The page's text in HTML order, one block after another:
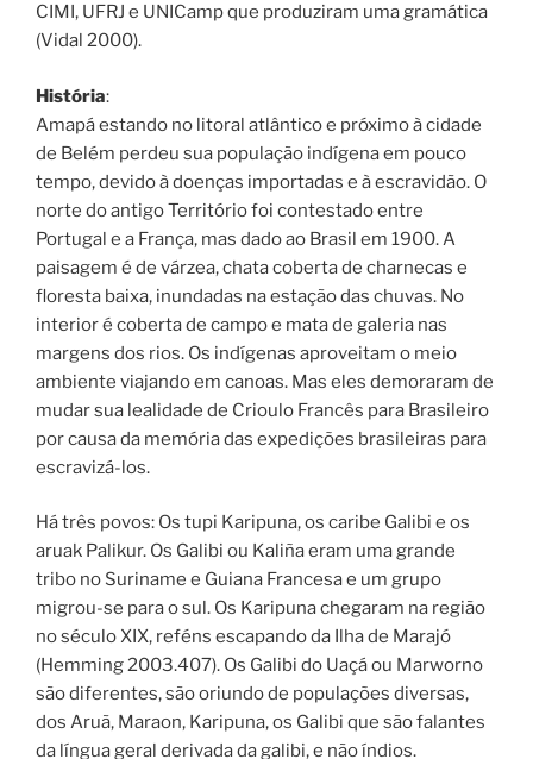
CIMI, UFRJ e UNICamp que produziram uma gramática
(Vidal 2000).
História:
Amapá estando no litoral atlântico e próximo à cidade
de Belém perdeu sua população indígena em pouco
tempo, devido à doenças importadas e à escravidão. O
norte do antigo Território foi contestado entre
Portugal e a França, mas dado ao Brasil em 1900. A
paisagem é de várzea, chata coberta de charnecas e
floresta baixa, inundadas na estação das chuvas. No
interior é coberta de campo e mata de galeria nas
margens dos rios. Os indígenas aproveitam o meio
ambiente viajando em canoas. Mas eles demoraram de
mudar sua lealidade de Crioulo Francês para Brasileiro
por causa da memória das expedições brasileiras para
escravizá-los.
Há três povos: Os tupi Karipuna, os caribe Galibi e os
aruak Palikur. Os Galibi ou Kaliña eram uma grande
tribo no Suriname e Guiana Francesa e um grupo
migrou-se para o sul. Os Karipuna chegaram na região
no século XIX, reféns escapando da Ilha de Marajó
(Hemming 2003.407). Os Galibi do Uaçá ou Marworno
são diferentes, são oriundo de populações diversas,
dos Aruã, Maraon, Karipuna, os Galibi que são falantes
da língua geral derivada da galibi, e não índios.